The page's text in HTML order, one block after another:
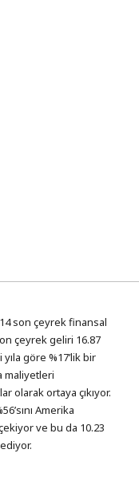
son çeyrek finansal
çeyrek geliri 16.87
göre %17’lik bir
maliyetleri
olarak ortaya çıkıyor.
Amerika
ve bu da 10.23